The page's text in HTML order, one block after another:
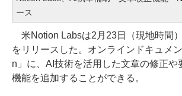
ース
米Notion Labsは2月23日（現地時間）
をリリースした。オンラインドキュメ
n」に、AI技術を活用した文章の修正や
機能を追加することができる。